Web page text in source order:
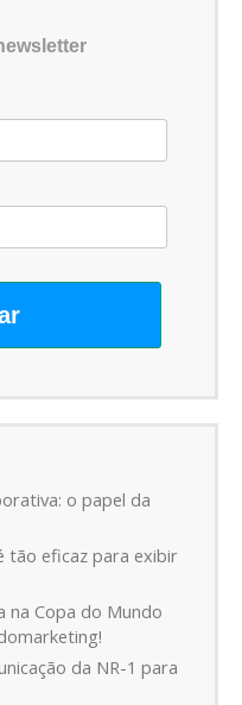
o papel da
tão eficaz para exibir
na Copa do Mundo
da NR-1 para